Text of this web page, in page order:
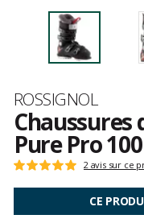
Marque
ROSSIGNOL
Chaussures
Pure Pro
Les
Note
:
sur
2 avis sur ce
CE